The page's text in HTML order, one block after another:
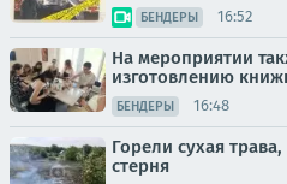
БЕНДЕРЫ 16:52
На мероприятии
изготовлению
БЕНДЕРЫ 16:48
Горели сухая
стерня